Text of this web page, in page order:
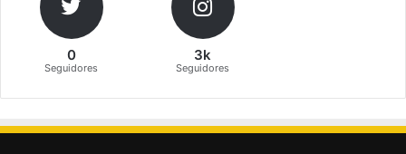
0
Seguidores
3k
Seguidores